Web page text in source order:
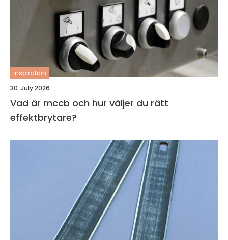
inspiration
30. July 2026
Vad är mccb och hur väljer du rätt
effektbrytare?